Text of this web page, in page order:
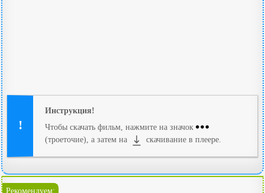
Инструкция!
Чтобы скачать фильм, нажмите на значок
(троеточие), а затем на
скачивание в плеере.
Рекомендуем: